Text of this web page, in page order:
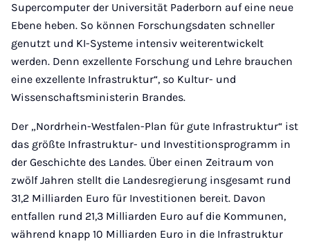
Supercomputer der Universität Paderborn auf eine neue
Ebene heben. So können Forschungsdaten schneller
genutzt und KI-Systeme intensiv weiterentwickelt
werden. Denn exzellente Forschung und Lehre brauchen
eine exzellente Infrastruktur“, so Kultur- und
Wissenschaftsministerin Brandes.
Der „Nordrhein-Westfalen-Plan für gute Infrastruktur“ ist
das größte Infrastruktur- und Investitionsprogramm in
der Geschichte des Landes. Über einen Zeitraum von
zwölf Jahren stellt die Landesregierung insgesamt rund
31,2 Milliarden Euro für Investitionen bereit. Davon
entfallen rund 21,3 Milliarden Euro auf die Kommunen,
während knapp 10 Milliarden Euro in die Infrastruktur